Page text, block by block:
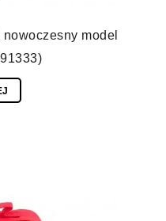
model